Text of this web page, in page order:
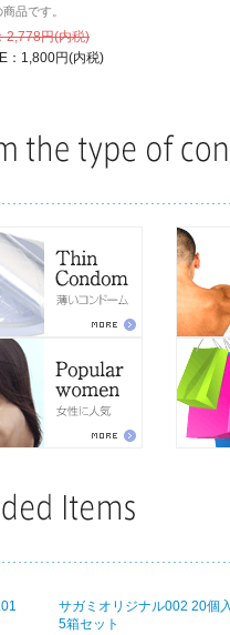
2024.2.1
2023.10.1
10月のス
2023.8.1 8月のスペ
2023.4.1
4月のス
」です！
2023.2.1 2月のス
2023.1.5 1月のス
12月のス
2022.11.01 11月のス
2022.10.01
10月のス
」です！
2022.06.01
2022.04.01 4月のスペ
Mサイズ
品です。
2,778円(内税)
：1,800円(内税)
サガミオリジナル002 20個
5箱セット